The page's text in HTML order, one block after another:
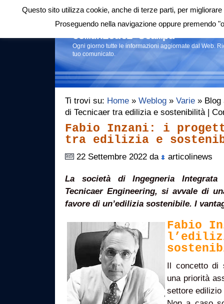
Login|RSS |
Comunicati stampa
Ogni giorno tutte le informazioni aggiornate dal Web.
tuo comunicato.
Ti trovi su: Home » Weblog » Varie » Blog
di Tecnicaer tra edilizia e sostenibilità |
Fabio Inzani: i
tra edilizia e
22 Settembre 2022 da articolinews
La società di Ingegneria
Tecnicaer Engineering, si avvale di
favore di un’edilizia sostenibile. I
Fabio
Il concetto di
una priorità
settore
Questo sito utilizza cookie, anche di terze parti, per
Proseguendo nella navigazione oppure premendo